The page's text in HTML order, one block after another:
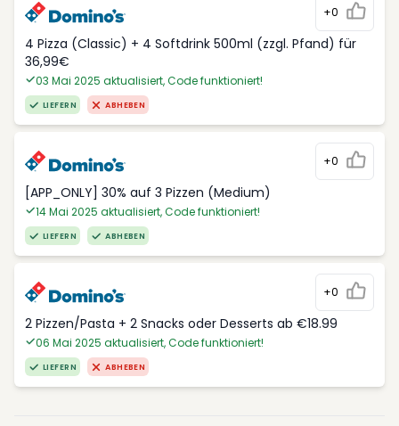
+0
4 Pizza (Classic) + 4 Softdrink 500ml (zzgl. Pfand) für
36,99€
03 Mai 2025 aktualisiert, Code funktioniert!
LIEFERN ABHEBEN
+0
[APP_ONLY] 30% auf 3 Pizzen (Medium)
14 Mai 2025 aktualisiert, Code funktioniert!
LIEFERN ABHEBEN
+0
2 Pizzen/Pasta + 2 Snacks oder Desserts ab €18.99
06 Mai 2025 aktualisiert, Code funktioniert!
LIEFERN ABHEBEN